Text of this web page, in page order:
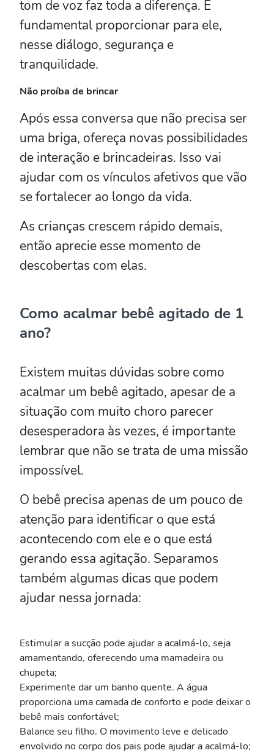
tom de voz faz toda a diferença. É
fundamental proporcionar para ele,
nesse diálogo, segurança e
tranquilidade.
Não proíba de brincar
Após essa conversa que não precisa ser
uma briga, ofereça novas possibilidades
de interação e brincadeiras. Isso vai
ajudar com os vínculos afetivos que vão
se fortalecer ao longo da vida.
As crianças crescem rápido demais,
então aprecie esse momento de
descobertas com elas.
Como acalmar bebê agitado de 1
ano?
Existem muitas dúvidas sobre como
acalmar um bebê agitado, apesar de a
situação com muito choro parecer
desesperadora às vezes, é importante
lembrar que não se trata de uma missão
impossível.
O bebê precisa apenas de um pouco de
atenção para identificar o que está
acontecendo com ele e o que está
gerando essa agitação. Separamos
também algumas dicas que podem
ajudar nessa jornada:
Estimular a sucção pode ajudar a acalmá-lo, seja
amamentando, oferecendo uma mamadeira ou
chupeta;
Experimente dar um banho quente. A água
proporciona uma camada de conforto e pode deixar o
bebê mais confortável;
Balance seu filho. O movimento leve e delicado
envolvido no corpo dos pais pode ajudar a acalmá-lo;